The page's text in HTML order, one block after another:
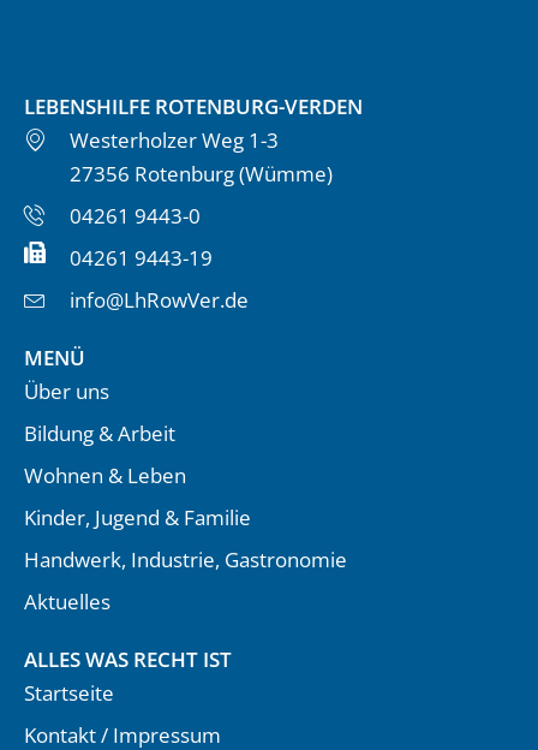
LEBENSHILFE ROTENBURG-VERDEN
Westerholzer Weg 1-3
27356 Rotenburg (Wümme)
04261 9443-0
04261 9443-19
info@LhRowVer.de
MENÜ
Über uns
Bildung & Arbeit
Wohnen & Leben
Kinder, Jugend & Familie
Handwerk, Industrie, Gastronomie
Aktuelles
ALLES WAS RECHT IST
Startseite
Kontakt / Impressum